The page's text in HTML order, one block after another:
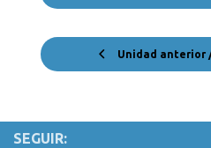
Unidad anterior
SEGUIR: